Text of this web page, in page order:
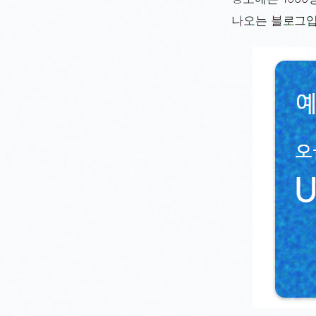
나오는 블로그